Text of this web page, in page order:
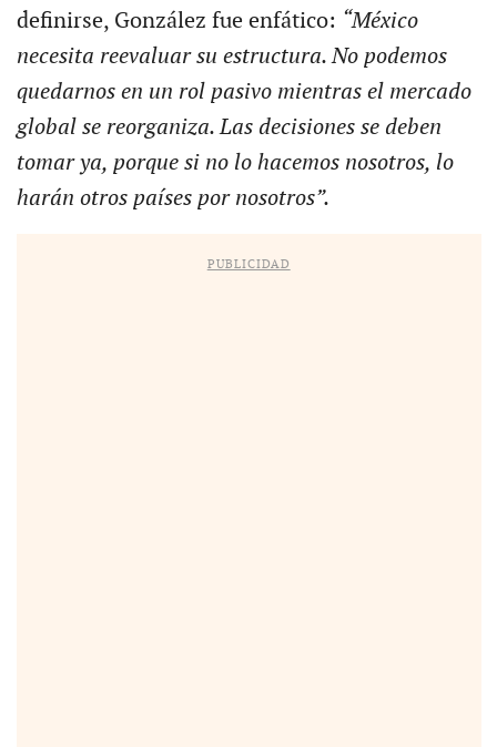
definirse, González fue enfático: “México
necesita reevaluar su estructura. No podemos
quedarnos en un rol pasivo mientras el mercado
global se reorganiza. Las decisiones se deben
tomar ya, porque si no lo hacemos nosotros, lo
harán otros países por nosotros”.
PUBLICIDAD